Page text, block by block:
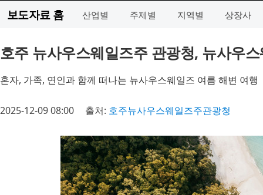
보도자료 홈 산업별 주제별 지역별 상장사
호주 뉴사우스웨일즈주 관광청, 뉴사우
혼자, 가족, 연인과 함께 떠나는 뉴사우스웨일즈 여름 해변 여행
2025-12-09 08:00 출처: 호주뉴사우스웨일즈주관광청